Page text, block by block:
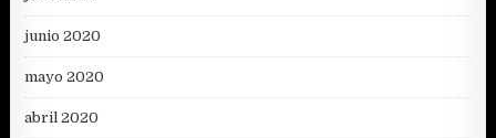
junio 2020
mayo 2020
abril 2020